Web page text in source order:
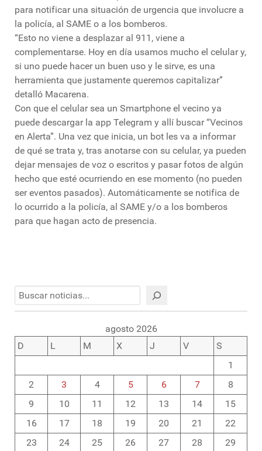
para notificar una situación de urgencia que involucre a
la policía, al SAME o a los bomberos.
“Esto no viene a desplazar al 911, viene a
complementarse. Hoy en día usamos mucho el celular y,
si uno puede hacer un buen uso y le sirve, es una
herramienta que justamente queremos capitalizar”
detalló Macarena.
Con que el celular sea un Smartphone el vecino ya
puede descargar la app Telegram y allí buscar “Vecinos
en Alerta”. Una vez que inicia, un bot les va a informar
de qué se trata y, tras anotarse con su celular, ya pueden
dejar mensajes de voz o escritos y pasar fotos de algún
hecho que esté ocurriendo en ese momento (no pueden
ser eventos pasados). Automáticamente se notifica de
lo ocurrido a la policía, al SAME y/o a los bomberos
para que hagan acto de presencia.
Buscar
agosto 2026
D
L M X J V
S
1
2
3 4 5 6 7
8
9
10 11 12 13 14
15
16
17 18 19 20 21
22
23
24 25 26 27 28
29